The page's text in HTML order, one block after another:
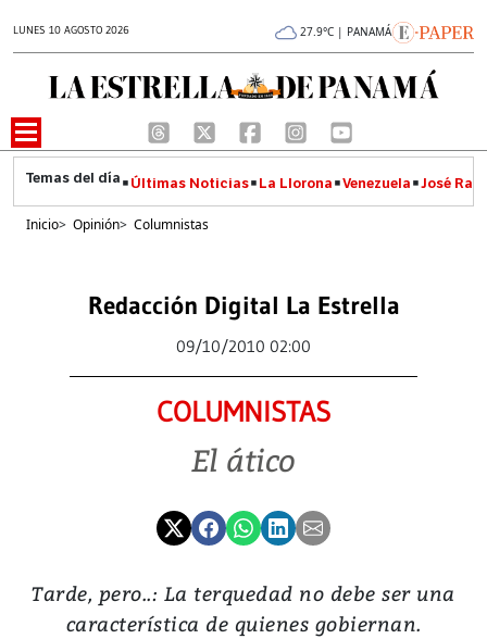
LUNES 10 AGOSTO 2026 27.9°C | PANAMÁ
Últimas Noticias La Llorona Venezuela José
Inicio> Opinión> Columnistas
Redacción Digital La Estrella
09/10/2010 02:00
COLUMNISTAS
El ático
Tarde, pero..: La terquedad no debe ser una
característica de quienes gobiernan.